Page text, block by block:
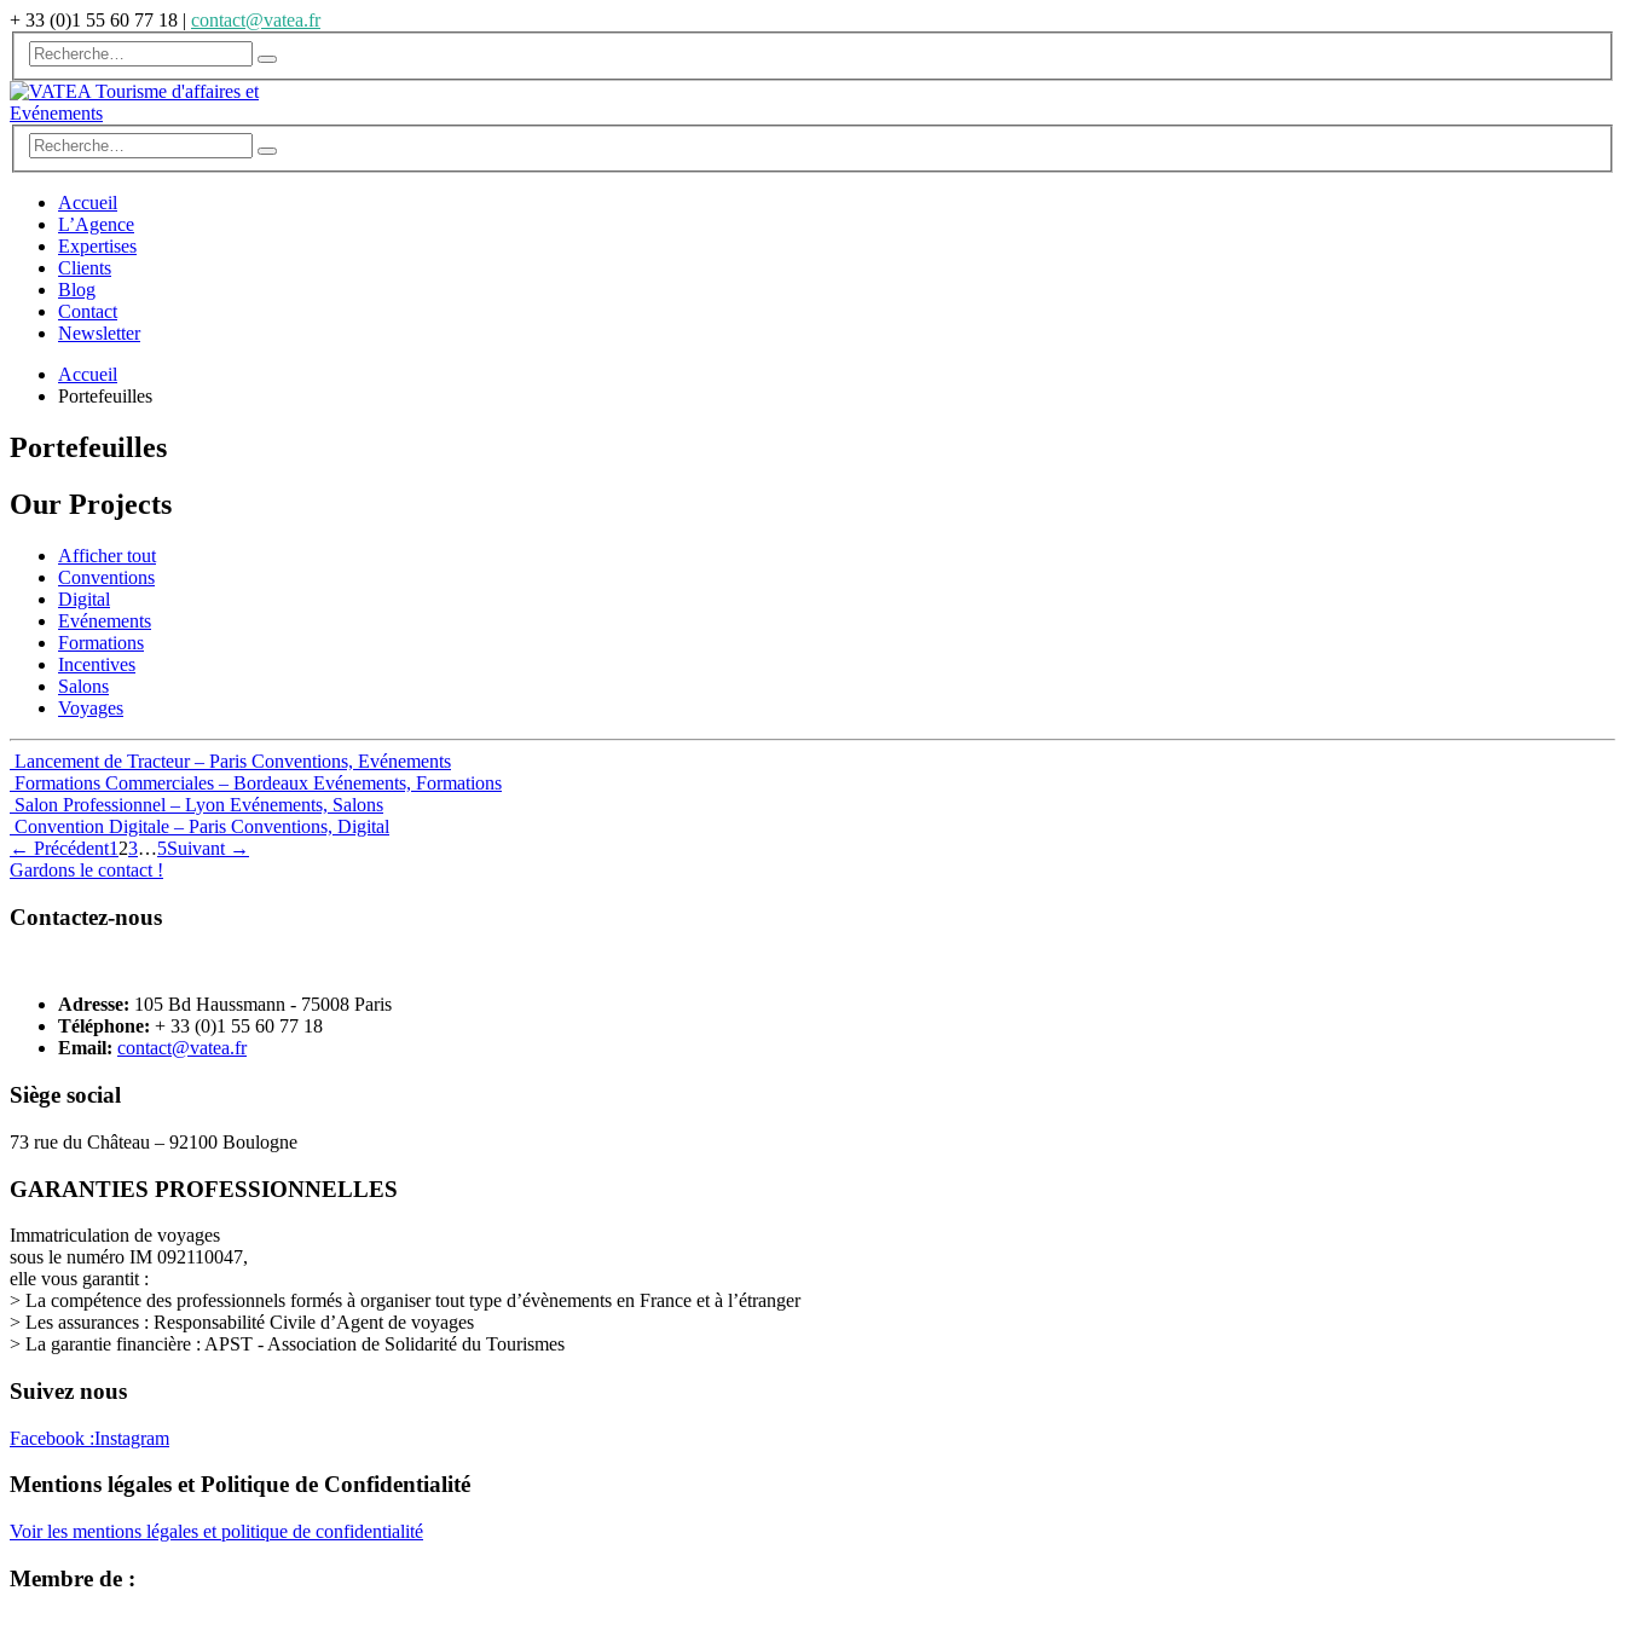
+ 33 (0)1 55 60 77 18 | contact@vatea.fr
Accueil
L’Agence
Expertises
Clients
Blog
Contact
Newsletter
Accueil
Portefeuilles
Portefeuilles
Our Projects
Afficher tout
Conventions
Digital
Evénements
Formations
Incentives
Salons
Voyages
Lancement de Tracteur – Paris Conventions, Evénements
Formations Commerciales – Bordeaux Evénements, Formations
Salon Professionnel – Lyon Evénements, Salons
Convention Digitale – Paris Conventions, Digital
← Précédent1 23…5Suivant →
Gardons le contact !
Contactez-nous
Adresse: 105 Bd Haussmann - 75008 Paris
Téléphone: + 33 (0)1 55 60 77 18
Email: contact@vatea.fr
Siège social
73 rue du Château – 92100 Boulogne
GARANTIES PROFESSIONNELLES
Immatriculation de voyages
sous le numéro IM 092110047,
elle vous garantit :
> La compétence des professionnels formés à organiser tout type d’évènements en France et à l’étranger
> Les assurances : Responsabilité Civile d’Agent de voyages
> La garantie financière : APST - Association de Solidarité du Tourismes
Suivez nous
Facebook :Instagram
Mentions légales et Politique de Confidentialité
Voir les mentions légales et politique de confidentialité
Membre de :